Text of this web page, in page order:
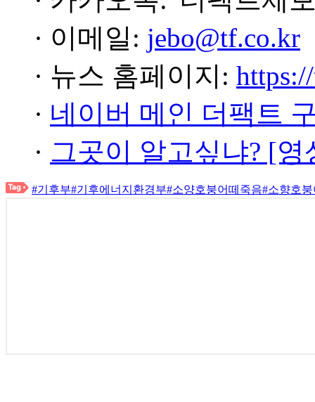
· 이메일: jebo@tf.co.kr
· 뉴스 홈페이지:
· 네이버 메인 더팩트
· 그곳이 알고싶냐? [
#기후부#기후에너지환경부#소양호붕어떼죽음#소향호